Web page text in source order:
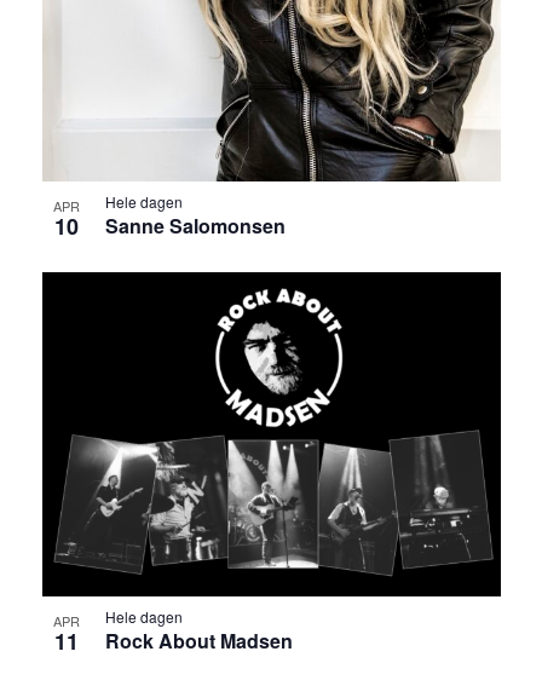
APR
10
Hele dagen
Sanne Salomonsen
APR
11
Hele dagen
Rock About Madsen